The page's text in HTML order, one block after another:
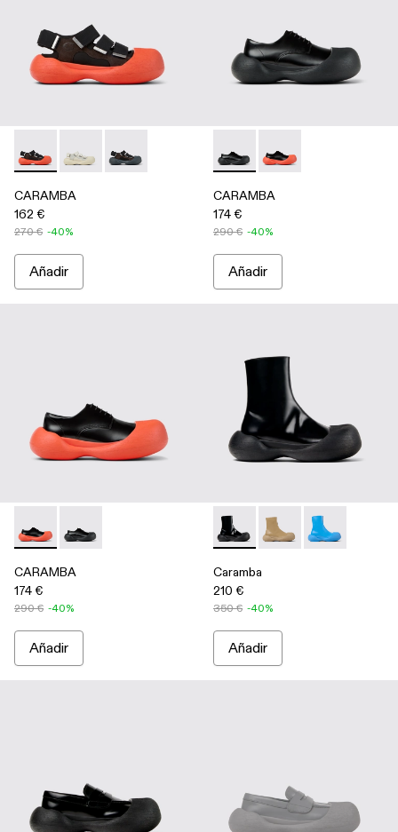
CARAMBA - A500053-005 - Multicolor
CARAMBA - A500053-004 - White
CARAMBA - A500053-001 - Multicolor
CARAMBA
162 €
270 € -40%
Añadir
CARAMBA - A500052-001 -
CARAMBA -
CARAMBA
174 €
290 € -40%
Añadir
CARAMBA - A500052-004 - Black
CARAMBA - A500052-001 - Black
CARAMBA
174 €
290 € -40%
Añadir
Caramba - A700019-001 -
Caramba -Caramba -
Caramba
210 €
350 € -40%
Añadir